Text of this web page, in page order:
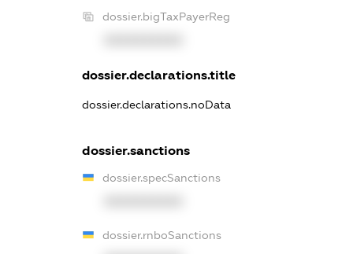
dossier.bigTaxPayerReg
dossier.declarations.title
dossier.declarations.noData
dossier.sanctions
dossier.specSanctions
dossier.rnboSanctions